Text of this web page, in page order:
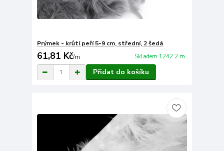
Prýmek - krůtí peří 5-9 cm, střední, 2 šedá
61,81 Kč/m Skladem 1242.2 m
Přidat do košíku